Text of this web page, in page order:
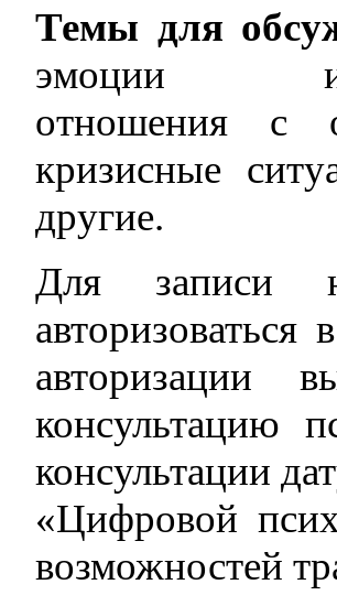
Темы для
эмоции и
отношения с
кризисные
другие.
Для записи
авторизации
консультацию
консультации
«Цифровой
возможностей